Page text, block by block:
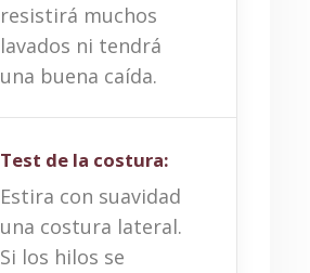
resistirá muchos
lavados ni tendrá
una buena caída.
Test de la costura:
Estira con suavidad
una costura lateral.
Si los hilos se